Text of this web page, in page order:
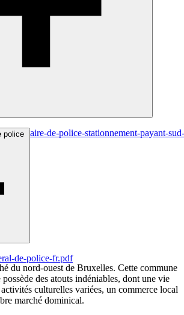
de-police-stationnement-payant-
police
de-police-fr.pdf
du nord-ouest de Bruxelles. Cette commune
des atouts indéniables, dont une vie
culturelles variées, un commerce local
marché dominical.